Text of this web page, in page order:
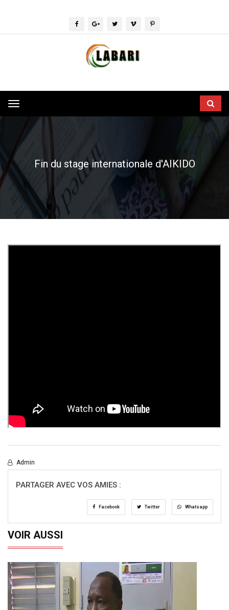
Toggle
navigation
Fin du stage internationale d'AIKIDO
Admin
PARTAGER AVEC VOS AMIES :
Facebook Twitter Whatsapp
VOIR AUSSI